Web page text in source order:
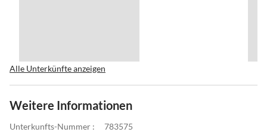
Alle Unterkünfte anzeigen
Weitere Informationen
Unterkunfts-Nummer :
783575